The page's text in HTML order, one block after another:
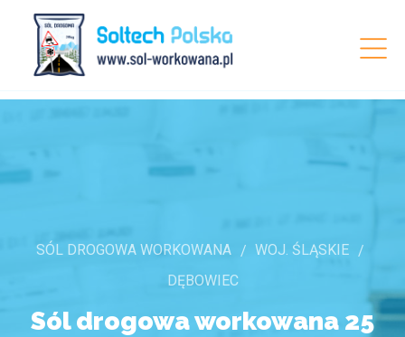
SÓL DROGOWA WORKOWANA
WOJ. ŚLĄSKIE
DĘBOWIEC
Sól drogowa workowana 25